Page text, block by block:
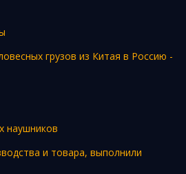
грузов из Китая в Россию -
наушников
и товара, выполнили